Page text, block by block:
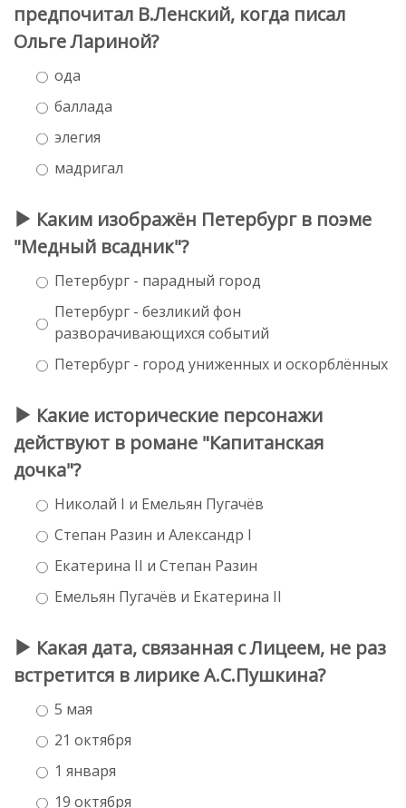
предпочитал В.Ленский, когда писал
Ольге Лариной?
ода
баллада
элегия
мадригал
Каким изображён Петербург в поэме
"Медный всадник"?
Петербург - парадный город
Петербург - безликий фон
разворачивающихся событий
Петербург - город униженных и оскорблённых
Какие исторические персонажи
действуют в романе "Капитанская
дочка"?
Николай I и Емельян Пугачёв
Степан Разин и Александр I
Екатерина II и Степан Разин
Емельян Пугачёв и Екатерина II
Какая дата, связанная с Лицеем, не раз
встретится в лирике А.С.Пушкина?
5 мая
21 октября
1 января
19 октября